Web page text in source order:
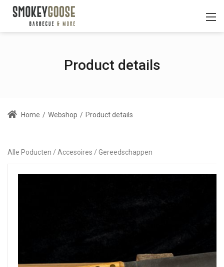
Product details
Home / Webshop / Product details
Alle Poducten Accesoires Gereedschappen